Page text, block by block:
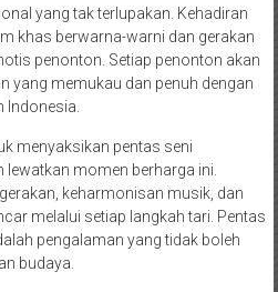
yang tak terlupakan. Kehadiran
khas berwarna-warni dan gerakan
penonton. Setiap penonton akan
yang memukau dan penuh dengan
Indonesia.
menyaksikan pentas seni
momen berharga ini.
keharmonisan musik, dan
melalui setiap langkah tari. Pentas
pengalaman yang tidak boleh
budaya.